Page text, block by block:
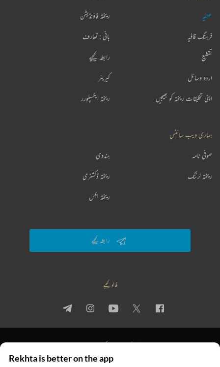
عطیہ
فرہنگ قافیہ
تقطیع
اردو وسائل
اپنی تخلیقات ریختہ کو بھیجیں
ریختہ فاؤنڈیشن
بانی : تعارف
رابطہ کیجیے
کیریئر
ریختہ ایکسپلورر
ہماری ویب سائٹس
ہندوی صوفی نامہ
ریختہ ڈکشنری ریختہ لرننگ
ریختہ بکس
رابطہ کیجیے
فالو کیجیے
© 2026 Rekhta™ Foundation. All rights reserved.
Rekhta is better on the app